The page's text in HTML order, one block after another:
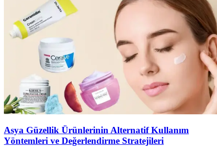
Asya Güzellik Ürünlerinin Alternatif Kullanım
Yöntemleri ve Değerlendirme Stratejileri